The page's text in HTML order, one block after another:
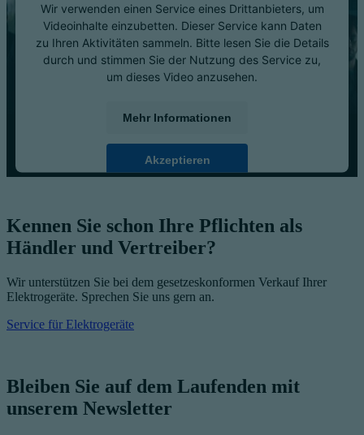
Wir verwenden einen Service eines Drittanbieters, um
Videoinhalte einzubetten. Dieser Service kann Daten
zu Ihren Aktivitäten sammeln. Bitte lesen Sie die Details
durch und stimmen Sie der Nutzung des Service zu,
um dieses Video anzusehen.
Mehr Informationen
Akzeptieren
Kennen Sie schon Ihre Pflichten als
Händler und Vertreiber?
Wir unterstützen Sie bei dem gesetzeskonformen Verkauf Ihrer
Elektrogeräte. Sprechen Sie uns gern an.
Service für Elektrogeräte
Bleiben Sie auf dem Laufenden mit
unserem Newsletter